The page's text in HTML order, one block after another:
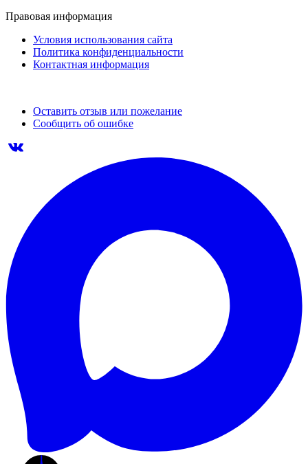
Правовая информация
Условия использования сайта
Политика конфиденциальности
Контактная информация
Оставить отзыв или пожелание
Сообщить об ошибке